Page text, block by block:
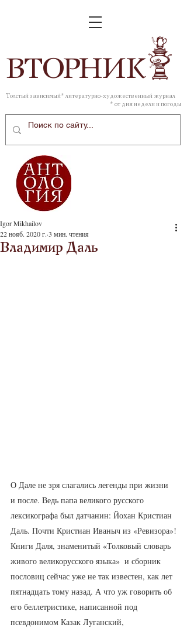
ВТОРНИК
Толстый зависимый* литературно-художественный журнал
* от дня недели и погоды
Владимир Даль
Igor Mikhailov
22 нояб. 2020 г. 3 мин. чтения
О Дале не зря слагались легенды при жизни
и после. Ведь папа великого русского
лексикографа был датчанин: Йохан Кристиан
Даль. Почти Кристиан Иваныч из «Ревизора»!
Книги Даля, знаменитый «Толковый словарь
живого великорусского языка»  и сборник
пословиц сейчас уже не так известен, как лет
пятнадцать тому назад. А что уж говорить об
его беллетристике, написанной под
псевдонимом Казак Луганский,